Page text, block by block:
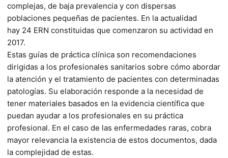
complejas, de baja prevalencia y con dispersas
poblaciones pequeñas de pacientes. En la actualidad
hay 24 ERN constituidas que comenzaron su actividad en
2017.
Estas guías de práctica clínica son recomendaciones
dirigidas a los profesionales sanitarios sobre cómo abordar
la atención y el tratamiento de pacientes con determinadas
patologías. Su elaboración responde a la necesidad de
tener materiales basados en la evidencia científica que
puedan ayudar a los profesionales en su práctica
profesional. En el caso de las enfermedades raras, cobra
mayor relevancia la existencia de estos documentos, dada
la complejidad de estas.